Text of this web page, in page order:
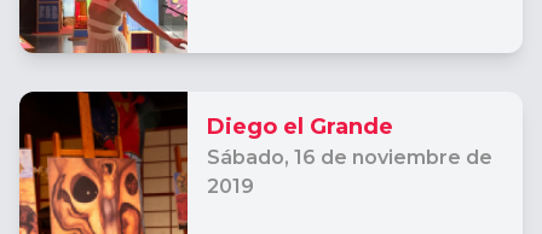
Diego el Grande
Sábado, 16 de noviembre de
2019